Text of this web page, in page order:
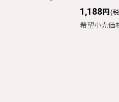
1,188円 (
希望小売価